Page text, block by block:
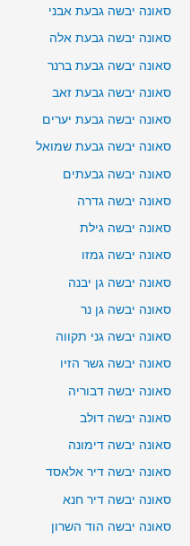
סאונה יבשה גבעת אבני
סאונה יבשה גבעת אלה
סאונה יבשה גבעת ברנר
סאונה יבשה גבעת זאב
סאונה יבשה גבעת יערים
סאונה יבשה גבעת שמואל
סאונה יבשה גבעתים
סאונה יבשה גדרה
סאונה יבשה גילת
סאונה יבשה גמזו
סאונה יבשה גן יבנה
סאונה יבשה גן נר
סאונה יבשה גני תקווה
סאונה יבשה גשר הזיו
סאונה יבשה דבוריה
סאונה יבשה דולב
סאונה יבשה דימונה
סאונה יבשה דיר אלאסד
סאונה יבשה דיר חנא
סאונה יבשה הוד השרון